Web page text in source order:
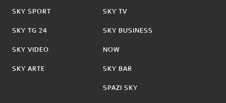
SKY SPORT
SKY TG 24
SKY VIDEO
SKY ARTE
SKY TV
SKY BUSINESS
NOW
SKY BAR
SPAZI SKY